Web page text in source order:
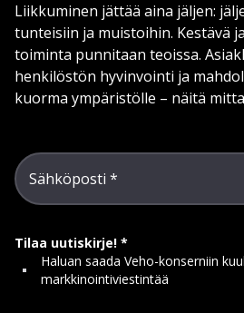
Liikkuminen jättää aina jäljen:
tunteisiin ja muistoihin. Kestävä
toiminta punnitaan teoissa.
henkilöstön hyvinvointi ja
kuorma ympäristölle – näitä
Sähköposti
Tilaa uutiskirje!
Haluan saada Veho-konserniin
markkinointiviestintää